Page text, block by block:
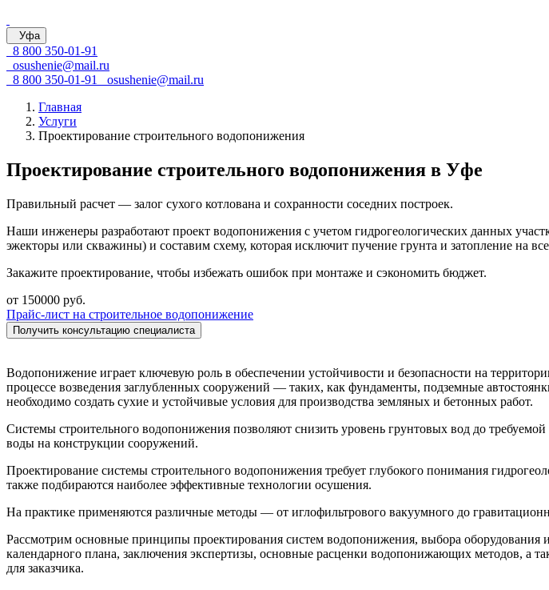
Уфа
8 800 350-01-91
osushenie@mail.ru
8 800 350-01-91
osushenie@mail.ru
Главная
Услуги
Проектирование строительного водопонижения
Проектирование строительного водопонижения в Уфе
Правильный расчет — залог сухого котлована и сохранности соседних построек.
Наши инженеры разработают проект водопонижения с учетом гидрогеологических данных
эжекторы или скважины) и составим схему, которая исключит пучение грунта и затопление на
Закажите проектирование, чтобы избежать ошибок при монтаже и сэкономить бюджет.
от 150000 руб.
Прайс-лист на строительное водопонижение
Получить консультацию специалиста
Водопонижение играет ключевую роль в обеспечении устойчивости и безопасности на
процессе возведения заглубленных сооружений — таких, как фундаменты, подземные
необходимо создать сухие и устойчивые условия для производства земляных и бетонных работ.
Системы строительного водопонижения позволяют снизить уровень грунтовых вод до
воды на конструкции сооружений.
Проектирование системы строительного водопонижения требует глубокого понимания
также подбираются наиболее эффективные технологии осушения.
На практике применяются различные методы — от иглофильтрового вакуумного до
Рассмотрим основные принципы проектирования систем водопонижения, выбора оборудования
календарного плана, заключения экспертизы, основные расценки водопонижающих методов,
для заказчика.